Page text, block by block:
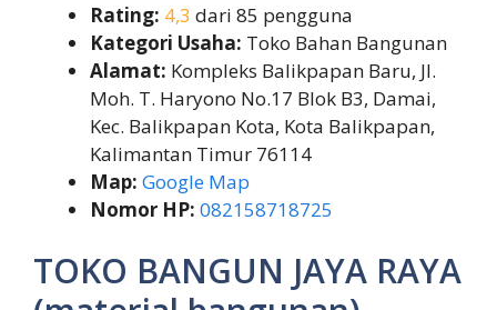
Rating: 4,3 dari 85 pengguna
Kategori Usaha: Toko Bahan Bangunan
Alamat: Kompleks Balikpapan Baru, Jl.
Moh. T. Haryono No.17 Blok B3, Damai,
Kec. Balikpapan Kota, Kota Balikpapan,
Kalimantan Timur 76114
Map: Google Map
Nomor HP: 082158718725
TOKO BANGUN JAYA RAYA